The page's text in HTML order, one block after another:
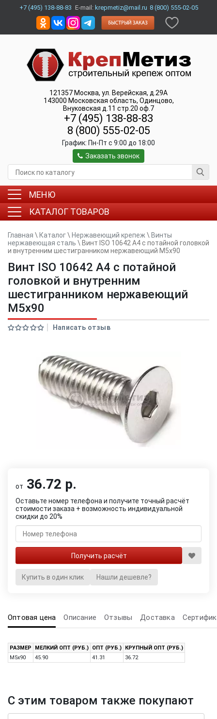
+7 (495) 138-88-83 E-mail: krepmetiz@mail.ru 8 (800) 555-02-05
121357 Москва, ул. Верейская, д.29А
143000 Московская область, Одинцово,
Внуковская д.11 стр.20 оф.7
+7 (495) 138-88-83
8 (800) 555-02-05
График: Пн-Пт c 9:00 до 18:00
Заказать звонок
МЕНЮ
КАТАЛОГ ТОВАРОВ
Главная \ Каталог\ Нержавеющий крепеж \ Винты
нержавеющая сталь \ Винт ISO 10642 A4 с потайной головкой
и внутренним шестигранником нержавеющий M5x90
Винт ISO 10642 A4 с потайной
головкой и внутренним
шестигранником нержавеющий
M5x90
Написать отзыв
от 36.72 р.
Оставьте номер телефона и получите точный расчёт
стоимости заказа + возможность индивидуальной
скидки до 20%
Купить в один клик Нашли дешевле?
Оптовая цена Описание Отзывы Доставка
РАЗМЕР МЕЛКИЙ ОПТ (РУБ.) ОПТ (РУБ.)
КРУПНЫЙ ОПТ (РУБ.)
M5x90
45.90 41.31 36.72
С этим товаром также покупают